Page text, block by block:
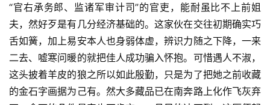
“官右承务郎、监诸军审计司”的官吏，能耐虽比不上前姐
夫，然好歹是有几分经济基础的。这家伙在交往初期确实巧
舌如簧，加上易安本人也身弱体虚，辨识力随之下降，一来
二去、嘘寒问暖的就把佳人成功骗入怀抱。可惜遇人不淑，
这头披着羊皮的狼之所以如此殷勤，只是为了把她之前收藏
的金石字画据为己有。然大多藏品已在南奔路上化作飞灰弃